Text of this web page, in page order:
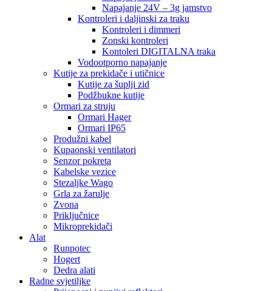
Napajanje 24V – 3g jamstvo
Kontroleri i daljinski za traku
Kontroleri i dimmeri
Zonski kontroleri
Kontoleri DIGITALNA traka
Vodootporno napajanje
Kutije za prekidače i utičnice
Kutije za šuplji zid
Podžbukne kutije
Ormari za struju
Ormari Hager
Ormari IP65
Produžni kabel
Kupaonski ventilatori
Senzor pokreta
Kabelske vezice
Stezaljke Wago
Grla za žarulje
Zvona
Priključnice
Mikroprekidači
Alat
Runpotec
Hogert
Dedra alati
Radne svjetiljke